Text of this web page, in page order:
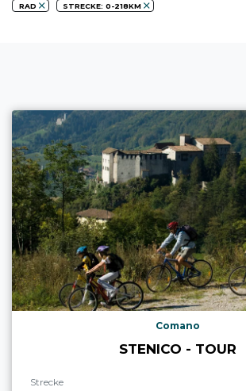
RAD STRECKE: 0-218KM
Comano
STENICO - TOUR
Strecke